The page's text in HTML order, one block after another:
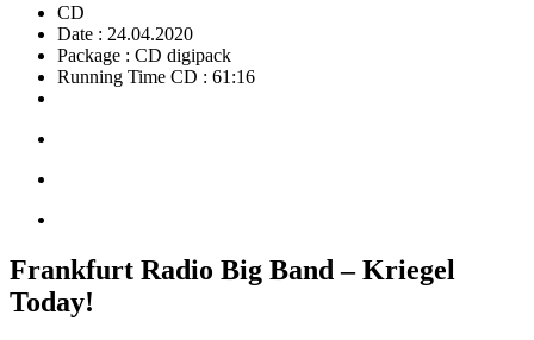
CD
Date : 24.04.2020
Package : CD digipack
Running Time CD : 61:16
Frankfurt Radio Big Band – Kriegel
Today!